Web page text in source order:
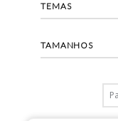
TEMAS
TAMANHOS